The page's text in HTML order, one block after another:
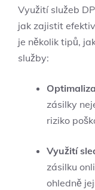
Využití služeb
jak zajistit
je několik tipů,
služby:
zásilky
riziko
Využití
zásilku
ohledně